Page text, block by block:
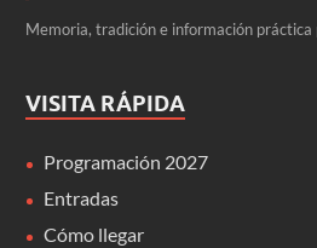
Memoria, tradición e información práctica
VISITA RÁPIDA
Programación 2027
Entradas
Cómo llegar